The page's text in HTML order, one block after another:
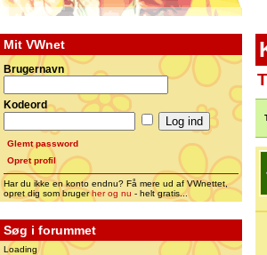
Mit VWnet
Brugernavn
Kodeord
Glemt password
Opret profil
Har du ikke en konto endnu? Få mere ud af VWnettet,
opret dig som brugerher og nu - helt gratis...
Søg i forummet
Loading